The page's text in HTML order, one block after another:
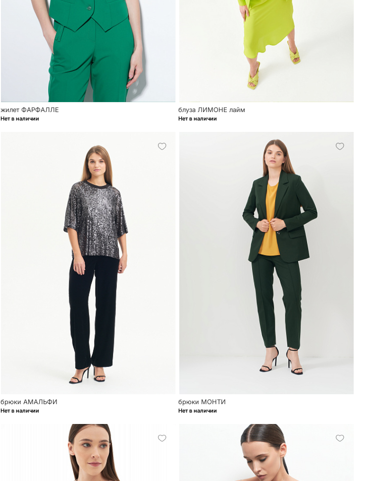
жилет ФАРФАЛЛЕ
Нет в наличии
блуза ЛИМОНЕ лайм
Нет в наличии
брюки АМАЛЬФИ
Нет в наличии
брюки МОНТИ
Нет в наличии